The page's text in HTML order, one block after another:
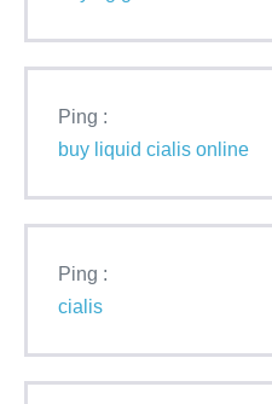
Ping :
buy liquid cialis online
Ping :
cialis